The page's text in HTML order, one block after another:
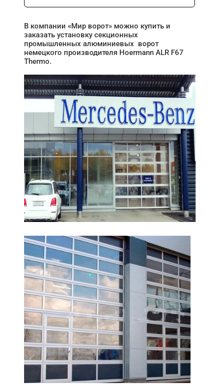
В компании «Мир ворот» можно купить и
заказать установку секционных
промышленных алюминиевых ворот
немецкого производителя Hoermann ALR F67
Thermo.